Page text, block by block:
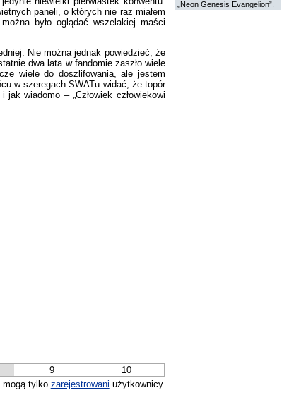
paneli, o których nie raz miałem
było oglądać wszelakiej maści
Nie można jednak powiedzieć, że
dwa lata w fandomie zaszło wiele
wiele do doszlifowania, ale jestem
w szeregach SWATu widać, że topór
wiadomo – „Człowiek człowiekowi
9
10
mogą tylko zarejestrowani użytkownicy.
„Neon Genesis Evangelion”.